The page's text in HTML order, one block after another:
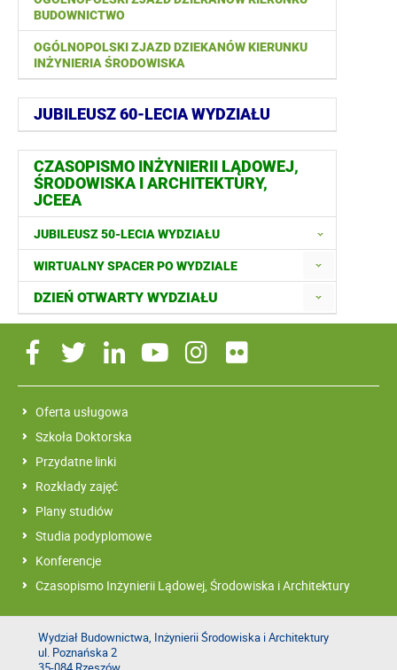
BUDOWNICTWO
OGÓLNOPOLSKI ZJAZD DZIEKANÓW KIERUNKU
INŻYNIERIA ŚRODOWISKA
JUBILEUSZ 60-LECIA WYDZIAŁU
CZASOPISMO INŻYNIERII LĄDOWEJ,
ŚRODOWISKA I ARCHITEKTURY,
JCEEA
JUBILEUSZ 50-LECIA WYDZIAŁU
WIRTUALNY SPACER PO WYDZIALE
DZIEŃ OTWARTY WYDZIAŁU
Oferta usługowa
Szkoła Doktorska
Przydatne linki
Rozkłady zajęć
Plany studiów
Studia podyplomowe
Konferencje
Czasopismo Inżynierii Lądowej, Środowiska i Architektury
Wydział Budownictwa, Inżynierii Środowiska i Architektury
ul. Poznańska 2